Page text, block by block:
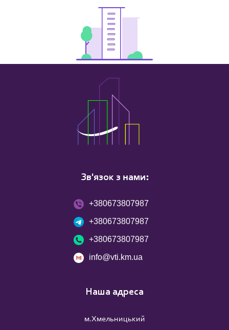
Зв'язок з нами:
+380673807987
+380673807987
+380673807987
info@vti.km.ua
Наша адреса
м.Хмельницький